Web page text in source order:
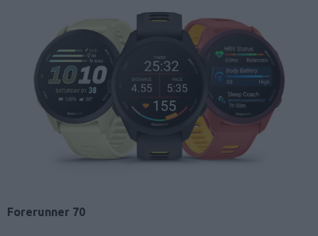
Forerunner 70